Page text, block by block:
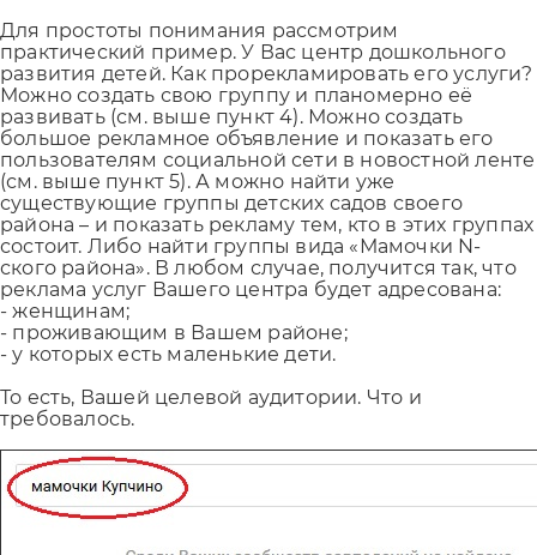
Для простоты понимания рассмотрим
практический пример. У Вас центр дошкольного
развития детей. Как прорекламировать его услуги?
Можно создать свою группу и планомерно её
развивать (см. выше пункт 4). Можно создать
большое рекламное объявление и показать его
пользователям социальной сети в новостной ленте
(см. выше пункт 5). А можно найти уже
существующие группы детских садов своего
района – и показать рекламу тем, кто в этих группах
состоит. Либо найти группы вида «Мамочки N-
ского района». В любом случае, получится так, что
реклама услуг Вашего центра будет адресована:
- женщинам;
- проживающим в Вашем районе;
- у которых есть маленькие дети.
То есть, Вашей целевой аудитории. Что и
требовалось.